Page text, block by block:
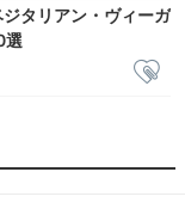
ジタリアン・ヴィーガ
選